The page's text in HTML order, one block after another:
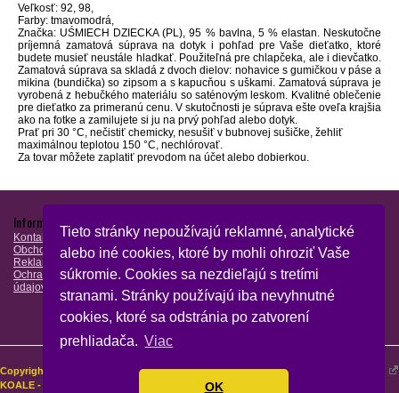
Tieto stránky nepoužívajú reklamné, analytické
alebo iné cookies, ktoré by mohli ohroziť Vaše
súkromie. Cookies sa nezdieľajú s tretími
stranami. Stránky používajú iba nevyhnutné
cookies, ktoré sa odstránia po zatvorení
prehliadača. Viac
OK
Veľkosť: 92, 98,
Farby: tmavomodrá,
Značka: UŚMIECH DZIECKA (PL), 95 % bavlna, 5 % elastan. Neskutočne
príjemná zamatová súprava na dotyk i pohľad pre Vaše dieťatko, ktoré
budete musieť neustále hladkať. Použiteľná pre chlapčeka, ale i dievčatko.
Zamatová súprava sa skladá z dvoch dielov: nohavice s gumičkou v páse a
mikina (bundička) so zipsom a s kapucňou s uškami. Zamatová súprava je
vyrobená z hebučkého materiálu so saténovým leskom. Kvalitné oblečenie
pre dieťatko za primeranú cenu. V skutočnosti je súprava ešte oveľa krajšia
ako na fotke a zamilujete si ju na prvý pohľad alebo dotyk.
Prať pri 30 °C, nečistiť chemicky, nesušiť v bubnovej sušičke, žehliť
maximálnou teplotou 150 °C, nechlórovať.
Za tovar môžete zaplatiť prevodom na účet alebo dobierkou.
Informácie
Kontakt
Obchodné podmienky
Reklamačný poriadok
Ochrana osobných
údajov
Nájdete nás
Partneri:
Lemy blatníkov
Rýchla voľba
Kojenecké oblečenie
Lacné dojčenské
oblečenie
Zimné oblečenie
Letné oblečenie
Oblečenie krst
Oblečenie pre dvojčatá
Copyright 2016 - 2026 © Eshop
KOALE - detské oblečenie pre detičky
Vytvárame eshopy - Atomer.sk